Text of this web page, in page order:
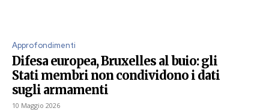
Approfondimenti
Difesa europea, Bruxelles al buio: gli
Stati membri non condividono i dati
sugli armamenti
10 Maggio 2026